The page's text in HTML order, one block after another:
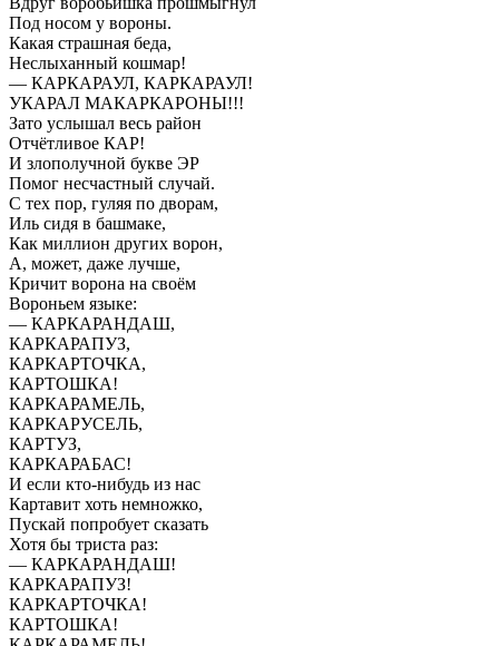
Под носом у вороны.
Какая страшная беда,
Неслыханный кошмар!
— КАРКАРАУЛ, КАРКАРАУЛ!
УКАРАЛ МАКАРКАРОНЫ!!!
Зато услышал весь район
Отчётливое КАР!
И злополучной букве ЭР
Помог несчастный случай.
С тех пор, гуляя по дворам,
Иль сидя в башмаке,
Как миллион других ворон,
А, может, даже лучше,
Кричит ворона на своём
Вороньем языке:
— КАРКАРАНДАШ,
КАРКАРАПУЗ,
КАРКАРТОЧКА,
КАРТОШКА!
КАРКАРАМЕЛЬ,
КАРКАРУСЕЛЬ,
КАРТУЗ,
КАРКАРАБАС!
И если кто-нибудь из нас
Картавит хоть немножко,
Пускай попробует сказать
Хотя бы триста раз:
— КАРКАРАНДАШ!
КАРКАРАПУЗ!
КАРКАРТОЧКА!
КАРТОШКА!